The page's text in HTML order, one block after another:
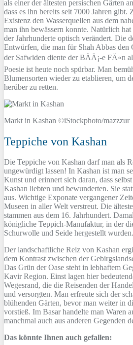
als einer der ältesten persischen Gärten
dass es ihn bereits seit 7000 Jahren gibt.
Existenz den Wasserquellen aus dem
man ihn bewässern konnte. Natürlich
der Jahrhunderte optisch verändert. Die
Entwürfen, die man für Shah Abbas den
der Safwiden diente der BÄÄ¡-e FÄ«n
Poesie ist heute noch spürbar. Man
Blumensorten wieder zu etablieren, um
herüber zu retten.
Markt in Kashan ©iStockphoto/mazzzur
Teppiche von Kashan
Die Teppiche von Kashan darf man als
ungewürdigt lassen! In Kashan ist man
Kunst und erinnert sich daran, dass
Kashan liebten und bewunderten. Sie
aus. Wichtige Exponate vergangener
Museen in aller Welt verstreut. Die
stammen aus dem 16. Jahrhundert.
königliche Teppich-Manufaktur, in der
Schurwolle und Seide hergestellt wurden.
Der landschaftliche Reiz von Kashan
dem Kontrast zwischen der
Das Grün der Oase steht in lebhaftem
Kavir Region. Einst lagen hier
Wegesrand, die die Reisenden der
und versorgten. Man erfreute sich der
blühenden Gärten, bevor man weiter in
vorstieß. Im Basar handelte man Waren
manchmal auch aus anderen Gegenden
Das könnte Ihnen auch gefallen: